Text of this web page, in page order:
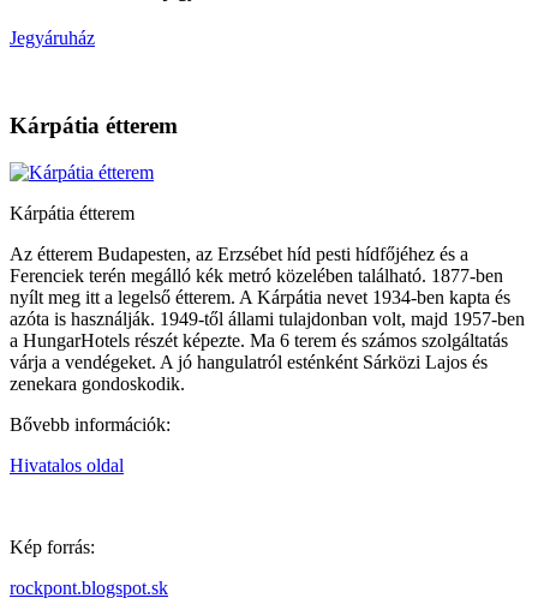
Jegyáruház
Kárpátia étterem
Kárpátia étterem
Az étterem Budapesten, az Erzsébet híd pesti hídfőjéhez és a
Ferenciek terén megálló kék metró közelében található. 1877-ben
nyílt meg itt a legelső étterem. A Kárpátia nevet 1934-ben kapta és
azóta is használják. 1949-től állami tulajdonban volt, majd 1957-ben
a HungarHotels részét képezte. Ma 6 terem és számos szolgáltatás
várja a vendégeket. A jó hangulatról esténként Sárközi Lajos és
zenekara gondoskodik.
Bővebb információk:
Hivatalos oldal
Kép forrás:
rockpont.blogspot.sk